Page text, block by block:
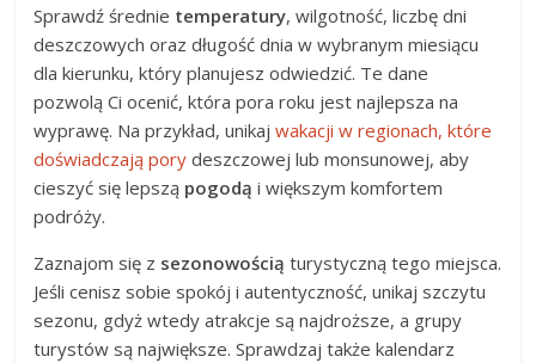
Sprawdź średnie temperatury, wilgotność, liczbę dni
deszczowych oraz długość dnia w wybranym miesiącu
dla kierunku, który planujesz odwiedzić. Te dane
pozwolą Ci ocenić, która pora roku jest najlepsza na
wyprawę. Na przykład, unikajwakacji w regionach, które
doświadczają pory deszczowej lub monsunowej, aby
cieszyć się lepszą pogodą i większym komfortem
podróży.
Zaznajom się z sezonowością turystyczną tego miejsca.
Jeśli cenisz sobie spokój i autentyczność, unikaj szczytu
sezonu, gdyż wtedy atrakcje są najdroższe, a grupy
turystów są największe. Sprawdzaj także kalendarz